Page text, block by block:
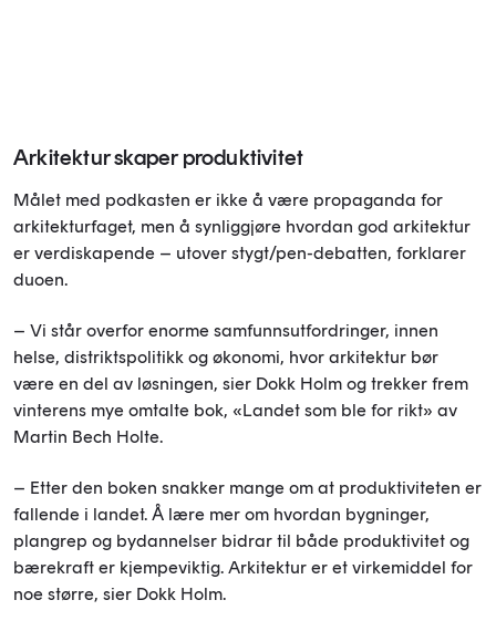
Arkitektur skaper produktivitet
Målet med podkasten er ikke å være propaganda for
arkitekturfaget, men å synliggjøre hvordan god arkitektur
er verdiskapende – utover stygt/pen-debatten, forklarer
duoen.
– Vi står overfor enorme samfunnsutfordringer, innen
helse, distriktspolitikk og økonomi, hvor arkitektur bør
være en del av løsningen, sier Dokk Holm og trekker frem
vinterens mye omtalte bok, «Landet som ble for rikt» av
Martin Bech Holte.
– Etter den boken snakker mange om at produktiviteten er
fallende i landet. Å lære mer om hvordan bygninger,
plangrep og bydannelser bidrar til både produktivitet og
bærekraft er kjempeviktig. Arkitektur er et virkemiddel for
noe større, sier Dokk Holm.